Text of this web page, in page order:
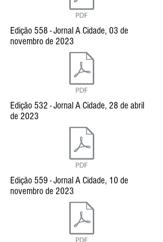
Edição 558 - Jornal A Cidade, 03 de
novembro de 2023
Edição 532 - Jornal A Cidade, 28 de abril
de 2023
Edição 559 - Jornal A Cidade, 10 de
novembro de 2023